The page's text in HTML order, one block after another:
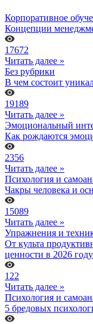
Корпоративное
Концепции
17672
Читать далее »
Без рубрики
В чем состоит
19189
Читать далее »
Эмоциональный
Как рождаются
2356
Читать далее »
Психология и
Чакры человека и
15089
Читать далее »
Упражнения и
От культа
ценности в 2026 году
122
Читать далее »
Психология и
5 бредовых